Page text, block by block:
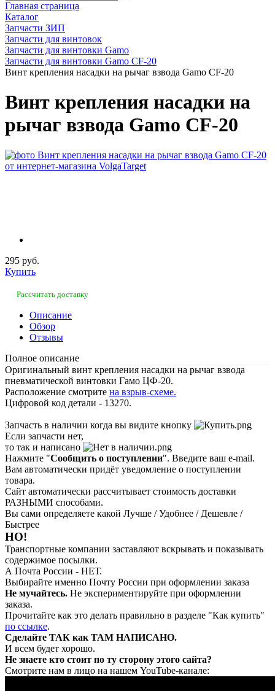
Главная страница
Каталог
Запчасти ЗИП
Запчасти для винтовок
Запчасти для винтовки Gamo
Запчасти для винтовки Gamo CF-20
Винт крепления насадки на рычаг взвода Gamo CF-20
Винт крепления насадки на
рычаг взвода Gamo CF-20
295 руб.
Купить
Рассчитать доставку
Описание
Обзор
Отзывы
Полное описание
Оригинальный винт крепления насадки на рычаг взвода
пневматической винтовки Гамо ЦФ-20.
Расположение смотрите на взрыв-схеме.
Цифровой код детали - 13270.
Запчасть в наличии когда вы видите кнопку
Если запчасти нет,
то так и написано
Нажмите "Сообщить о поступлении". Введите ваш e-mail.
Вам автоматически придёт уведомление о поступлении
товара.
Сайт автоматически рассчитывает стоимость доставки
РАЗНЫМИ способами.
Вы сами определяете какой Лучше / Удобнее / Дешевле /
Быстрее
НО!
Транспортные компании заставляют вскрывать и показывать
содержимое посылки.
А Почта России - НЕТ.
Выбирайте именно Почту России при оформлении заказа
Не мучайтесь. Не экспериментируйте при оформлении
заказа.
Прочитайте как это делать правильно в разделе "Как купить"
по ссылке.
Сделайте ТАК как ТАМ НАПИСАНО.
И всем будет хорошо.
Не знаете кто стоит по ту сторону этого сайта?
Смотрите нам в лицо на нашем YouTube-канале: